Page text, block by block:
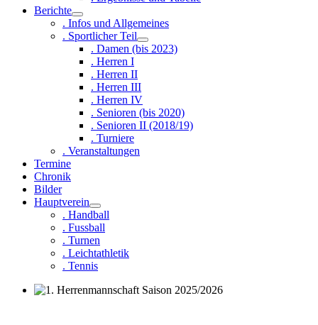
Berichte
. Infos und Allgemeines
. Sportlicher Teil
. Damen (bis 2023)
. Herren I
. Herren II
. Herren III
. Herren IV
. Senioren (bis 2020)
. Senioren II (2018/19)
. Turniere
. Veranstaltungen
Termine
Chronik
Bilder
Hauptverein
. Handball
. Fussball
. Turnen
. Leichtathletik
. Tennis